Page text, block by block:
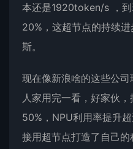
本还是1920token/s ，
20%，这超节点的持续
斯。
现在像新浪啥的这些公
人家用完一看，好家伙
50%，NPU利用率提升
接用超节点打造了自己